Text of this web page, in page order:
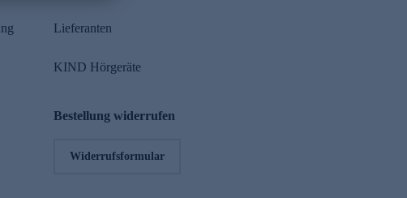
Lieferanten
KIND Hörgeräte
Bestellung widerrufen
Widerrufsformular